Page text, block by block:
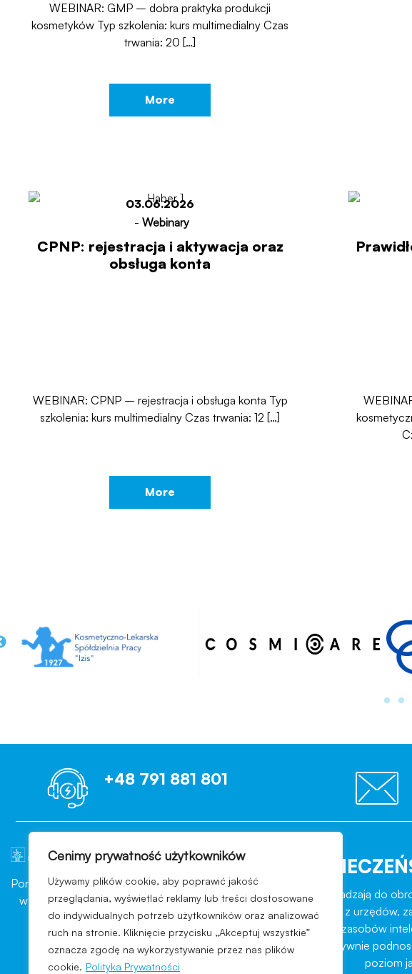
Cenimy prywatność użytkowników
Używamy plików cookie, aby poprawić jakość
przeglądania, wyświetlać reklamy lub treści dostosowane
do indywidualnych potrzeb użytkowników oraz analizować
ruch na stronie. Kliknięcie przycisku „Akceptuj wszystkie”
oznacza zgodę na wykorzystywanie przez nas plików
cookie. Polityka Prywatności
WEBINAR: GMP – dobra praktyka produkcji
kosmetyków Typ szkolenia: kurs multimedialny Czas
trwania: 20 […]
More
03.06.2026
- Webinary
CPNP: rejestracja i aktywacja oraz
obsługa konta
WEBINAR: CPNP – rejestracja i obsługa konta Typ
szkolenia: kurs multimedialny Czas trwania: 12 […]
More
+48 791 881 801
Ponad 10 lat doświadczenia
w branży konsultingowej
sektora przemysłu
kosmetycznego
OCENIAMY
Każdego dnia nasi Klienci wprowadzają do
pomyślnie przechodzą kontrole z urzędów,
branży, indywidualny warsztat zasobów
ekspertów, dzięki którym sukcesywnie
poziom